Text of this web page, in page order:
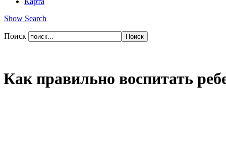
Show Search
Поиск
Как правильно воспитать